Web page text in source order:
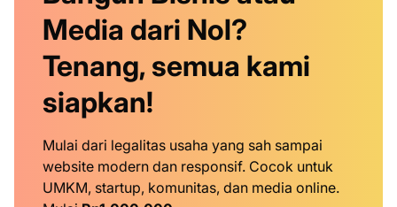
Media dari Nol?
Tenang, semua kami
siapkan!
Mulai dari legalitas usaha yang sah sampai
website modern dan responsif. Cocok untuk
UMKM, startup, komunitas, dan media online.